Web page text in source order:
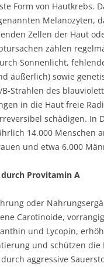
Form von Hautkrebs.
Melanozyten,
Zellen der Haut
zählen
Sonnenlicht,
äußerlich) sowie
Strahlen des
in die Haut freie
schädigen. In
14.000 Menschen
und etwa 6.000
Provitamin A
oder
Carotinoide,
und Lycopin,
und schützen die
aggressive